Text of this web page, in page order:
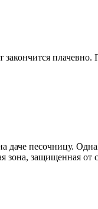
даче песочницу.
зона, защищенная от